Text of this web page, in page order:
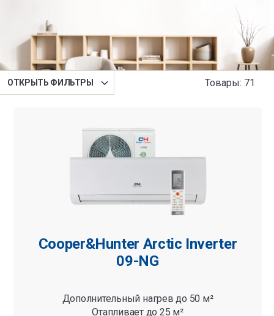
Сортировка
OТКРЫТЬ ФИЛЬТРЫ Товары: 71
Cooper&Hunter Arctic Inverter
09-NG
Дополнительный нагрев до 50 м²
Отапливает до 25 м²